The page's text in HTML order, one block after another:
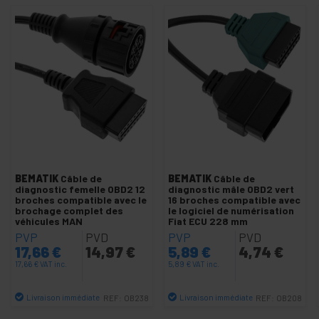
Housse de siège et coffre de voiture
Housses de siège de voiture
Fusibles automobile et porte-fusibles
Indicateurs de compression
OBD OBDII OBD2 EOBD
Adaptateur OBD OBD2 EOBD
Outils OBD
Pièces et outils du système de freinage
Support caméra tablette téléphone
ExpressCard SD PCMCIA CF
+
+
Gaming
+
BEMATIK Câble de
diagnostic femelle OBD2 12
broches compatible avec le
brochage complet des
véhicules MAN
PVP
17,66€
17,66 €VAT inc.
PVD
14,97 €
Livraison immédiate REF: OB238
BEMATIK Câble de
diagnostic mâle OBD2 vert
16 broches compatible avec
le logiciel de numérisation
Fiat ECU 228 mm
PVP
5,89 €
5,89 €VAT inc.
PVD
4,74 €
Livraison immédiate REF: OB208